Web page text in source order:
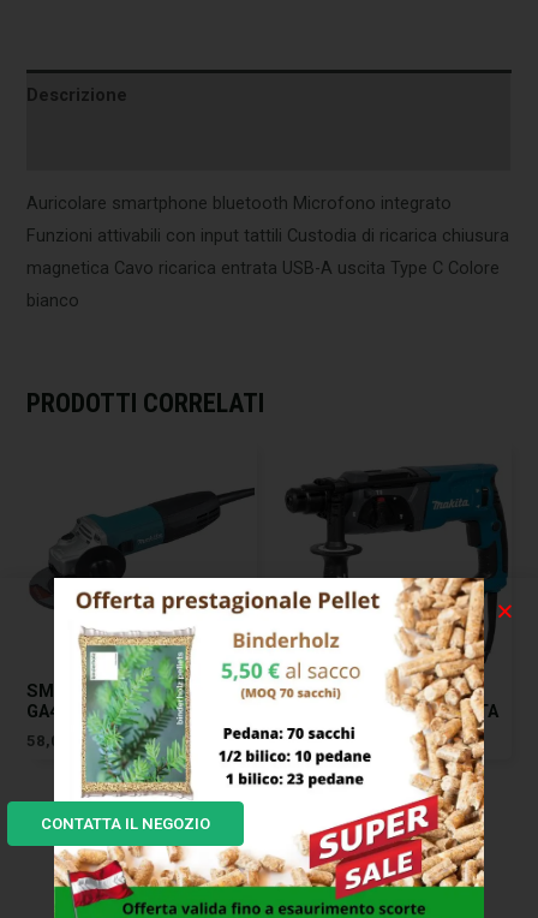
Descrizione
Auricolare smartphone bluetooth Microfono integrato
Funzioni attivabili con input tattili Custodia di ricarica chiusura
magnetica Cavo ricarica entrata USB-A uscita Type C Colore
bianco
PRODOTTI CORRELATI
SMERIGLIATRICE 115 W 720
GA4530R MAKITA
58,00
TASSELLATORE 3
FUNZIONI HR2470 MAKITA
185,00€
CONTATTA IL NEGOZIO